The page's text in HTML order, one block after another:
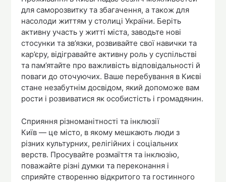
для саморозвитку та збагачення, а також для
насолоди життям у столиці України. Беріть
активну участь у житті міста, заводьте нові
стосунки та зв’язки, розвивайте свої навички та
кар’єру, відігравайте активну роль у суспільстві
та пам’ятайте про важливість відповідальності й
поваги до оточуючих. Ваше перебування в Києві
стане незабутнім досвідом, який допоможе вам
рости і розвиватися як особистість і громадянин.
Сприяння різноманітності та інклюзії
Київ — це місто, в якому мешкають люди з
різних культурних, релігійних і соціальних
верств. Просувайте розмаїття та інклюзію,
поважайте різні думки та переконання і
сприяйте створенню відкритого та гостинного